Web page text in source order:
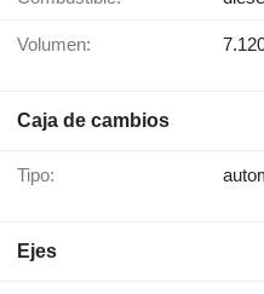
Volumen:
Caja de cambios
Tipo:
Ejes